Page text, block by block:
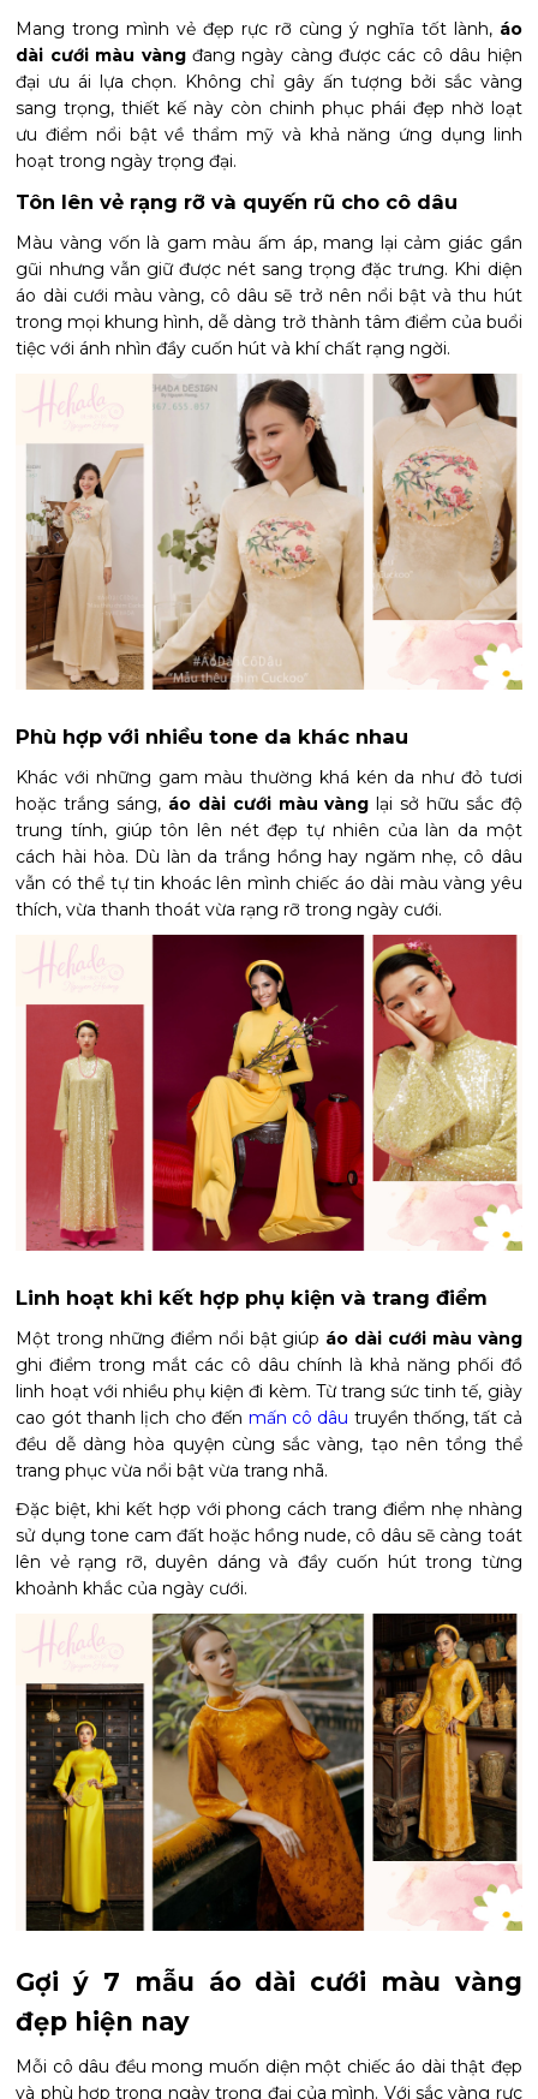
Mang trong mình vẻ đẹp rực rỡ cùng ý nghĩa tốt lành, áo
dài cưới màu vàngđang ngày càng được các cô dâu hiện
đại ưu ái lựa chọn. Không chỉ gây ấn tượng bởi sắc vàng
sang trọng, thiết kế này còn chinh phục phái đẹp nhờ loạt
ưu điểm nổi bật về thẩm mỹ và khả năng ứng dụng linh
hoạt trong ngày trọng đại.
Tôn lên vẻ rạng rỡ và quyến rũ cho cô dâu
Màu vàng vốn là gam màu ấm áp, mang lại cảm giác gần
gũi nhưng vẫn giữ được nét sang trọng đặc trưng. Khi diện
áo dài cưới màu vàng, cô dâu sẽ trở nên nổi bật và thu hút
trong mọi khung hình, dễ dàng trở thành tâm điểm của buổi
tiệc với ánh nhìn đầy cuốn hút và khí chất rạng ngời.
Phù hợp với nhiều tone da khác nhau
Khác với những gam màu thường khá kén da như đỏ tươi
hoặc trắng sáng, áo dài cưới màu vàng lại sở hữu sắc độ
trung tính, giúp tôn lên nét đẹp tự nhiên của làn da một
cách hài hòa. Dù làn da trắng hồng hay ngăm nhẹ, cô dâu
vẫn có thể tự tin khoác lên mình chiếc áo dài màu vàng yêu
thích, vừa thanh thoát vừa rạng rỡ trong ngày cưới.
Linh hoạt khi kết hợp phụ kiện và trang điểm
Một trong những điểm nổi bật giúp áo dài cưới màu vàng
ghi điểm trong mắt các cô dâu chính là khả năng phối đồ
linh hoạt với nhiều phụ kiện đi kèm. Từ trang sức tinh tế, giày
cao gót thanh lịch cho đến mấn cô dâu truyền thống, tất cả
đều dễ dàng hòa quyện cùng sắc vàng, tạo nên tổng thể
trang phục vừa nổi bật vừa trang nhã.
Đặc biệt, khi kết hợp với phong cách trang điểm nhẹ nhàng
sử dụng tone cam đất hoặc hồng nude, cô dâu sẽ càng toát
lên vẻ rạng rỡ, duyên dáng và đầy cuốn hút trong từng
khoảnh khắc của ngày cưới.
Gợi ý 7 mẫu áo dài cưới màu vàng
đẹp hiện nay
Mỗi cô dâu đều mong muốn diện một chiếc áo dài thật đẹp
và phù hợp trong ngày trọng đại của mình. Với sắc vàng rực